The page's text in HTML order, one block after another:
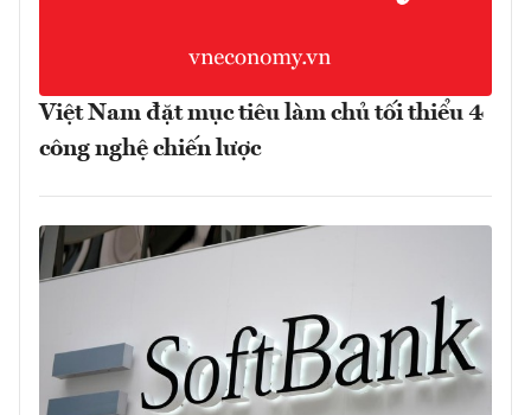
Việt Nam đặt mục tiêu làm chủ tối thiểu 4
công nghệ chiến lược